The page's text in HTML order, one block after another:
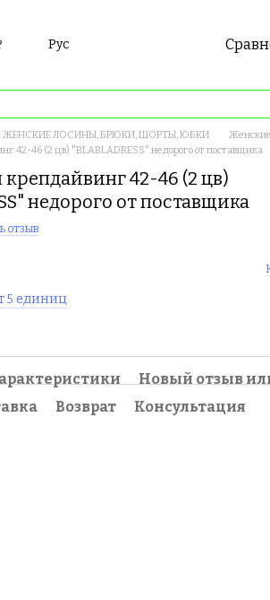
Рус
ЖЕНСКИЕ ЛОСИНЫ, БРЮКИ, ШОРТЫ, ЮБКИ
42-46 (2 цв) "BLABLADRESS" недорого от поставщика
42-46 (2 цв)
недорого от поставщика
отзыв
5 единиц
Новый отзыв
Возврат Консультация